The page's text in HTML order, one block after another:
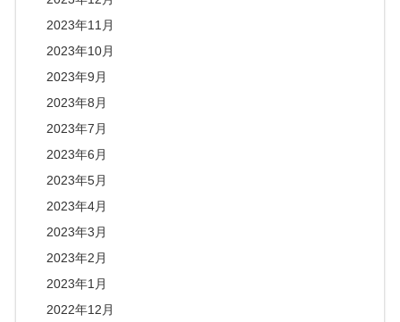
2023年11月
2023年10月
2023年9月
2023年8月
2023年7月
2023年6月
2023年5月
2023年4月
2023年3月
2023年2月
2023年1月
2022年12月